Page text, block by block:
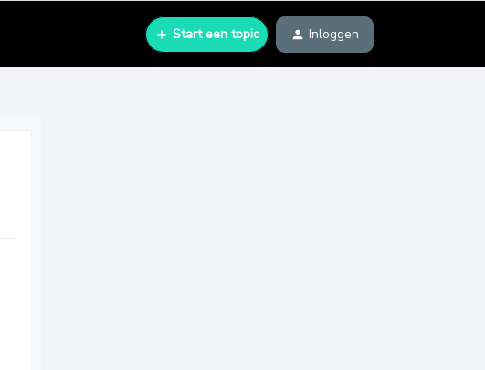
Start een topic Inloggen